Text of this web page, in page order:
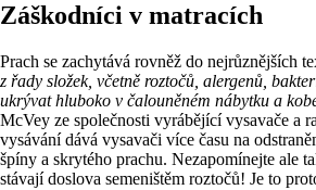
Záškodníci v matracích
Prach se zachytává rovněž do nejrůznějších
z řady složek, včetně roztočů, alergenů,
ukrývat hluboko v čalouněném nábytku a
McVey ze společnosti vyrábějící vysavače a
vysávání dává vysavači více času na
špíny a skrytého prachu. Nezapomínejte ale
stávají doslova semeništěm roztočů! Je to